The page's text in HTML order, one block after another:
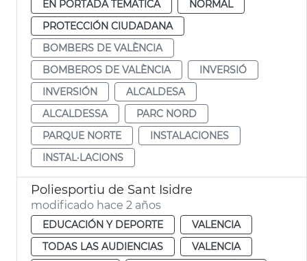
EN PORTADA TEMÁTICA
NORMAL
PROTECCIÓN CIUDADANA
BOMBERS DE VALÈNCIA
BOMBEROS DE VALÈNCIA
INVERSIÓ
INVERSIÓN
ALCALDESA
ALCALDESSA
PARC NORD
PARQUE NORTE
INSTALACIONES
INSTAL·LACIONS
Poliesportiu de Sant Isidre
modificado hace 2 años
EDUCACIÓN Y DEPORTE
VALENCIA
TODAS LAS AUDIENCIAS
VALENCIA